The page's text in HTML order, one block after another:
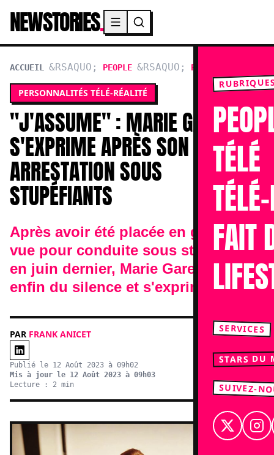
NEWSTORIES.
TÉLÉ
FAIT
SERVICES
STARS DU
SUIVEZ-
ACCUEIL PEOPLE PERSONNALITÉS
PERSONNALITÉS TÉLÉ-RÉALITÉ
"J'ASSUME" : MARIE GARET
S'EXPRIME APRÈS SON
ARRESTATION SOUS
STUPÉFIANTS
Après avoir été placée en garde à
vue pour conduite sous stupéfiants
en juin dernier, Marie Garet sort
enfin du silence et s'exprime.
PAR FRANK ANICET
Publié le 12 Août 2023 à 09h02
Mis à jour le 12 Août 2023 à 09h03
Lecture : 2 min